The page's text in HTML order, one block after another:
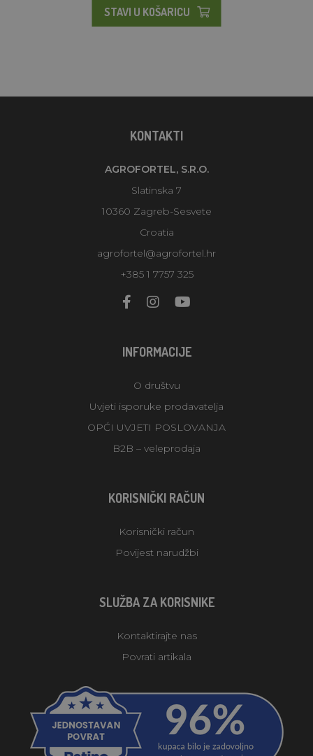
STAVI U KOŠARICU
KONTAKTI
AGROFORTEL, S.R.O.
Slatinska 7
10360 Zagreb-Sesvete
Croatia
agrofortel@agrofortel.hr
+385 1 7757 325
INFORMACIJE
O društvu
Uvjeti isporuke prodavatelja
OPĆI UVJETI POSLOVANJA
B2B – veleprodaja
KORISNIČKI RAČUN
Korisnički račun
Povijest narudžbi
SLUŽBA ZA KORISNIKE
Kontaktirajte nas
Povrati artikala